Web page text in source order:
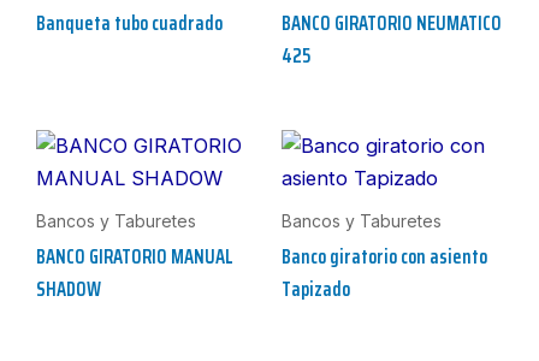
Banqueta tubo cuadrado
BANCO GIRATORIO NEUMATICO
425
Bancos y Taburetes
BANCO GIRATORIO MANUAL
SHADOW
Bancos y Taburetes
Banco giratorio con asiento
Tapizado